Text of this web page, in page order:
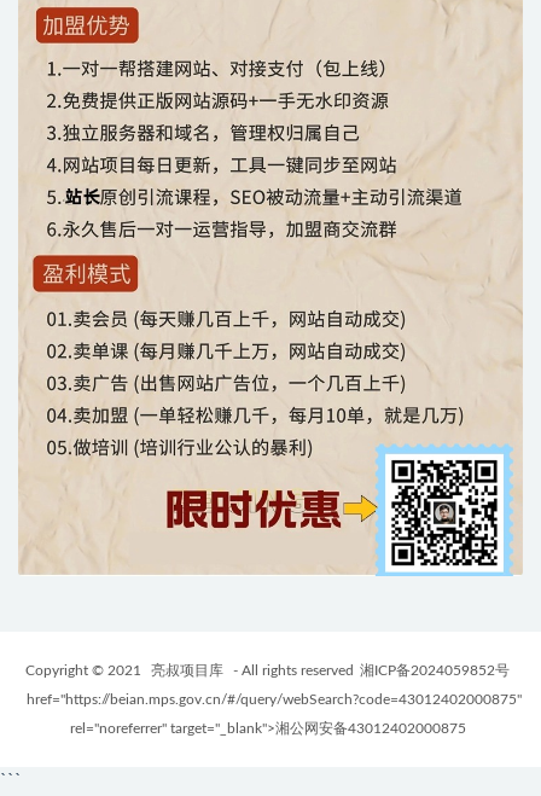
Copyright © 2021 亮叔项目库 - All rights reserved 湘ICP备2024059852号
href="https://beian.mps.gov.cn/#/query/webSearch?code=43012402000875"
rel="noreferrer" target="_blank">湘公网安备43012402000875
```